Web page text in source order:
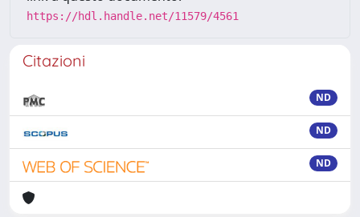
https://hdl.handle.net/11579/4561
Citazioni
ND
ND
ND